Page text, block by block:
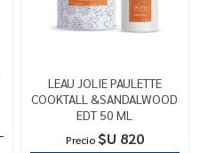
LEAU JOLIE PAULETTE
COOKTALL &SANDALWOOD
EDT 50 ML
Precio $U 820